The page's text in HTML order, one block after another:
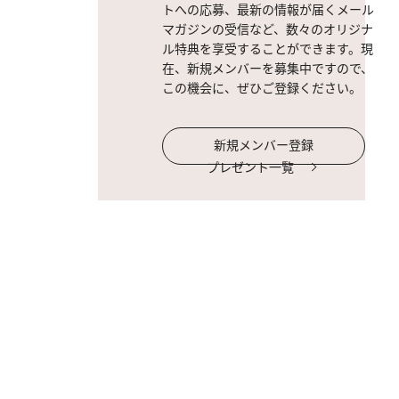
トへの応募、最新の情報が届くメール
マガジンの受信など、数々のオリジナ
ル特典を享受することができます。現
在、新規メンバーを募集中ですので、
この機会に、ぜひご登録ください。
新規メンバー登録
プレゼント一覧